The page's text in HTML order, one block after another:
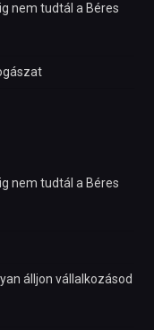
nem tudtál a Béres
nem tudtál a Béres
álljon vállalkozásod